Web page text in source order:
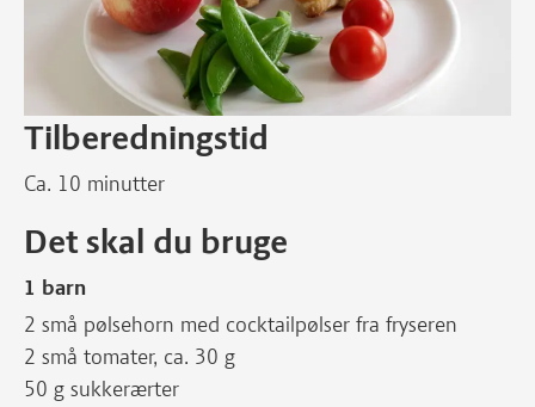
Tilberedningstid
Ca. 10 minutter
Det skal du bruge
1 barn
2 små pølsehorn med cocktailpølser fra fryseren
2 små tomater, ca. 30 g
50 g sukkerærter